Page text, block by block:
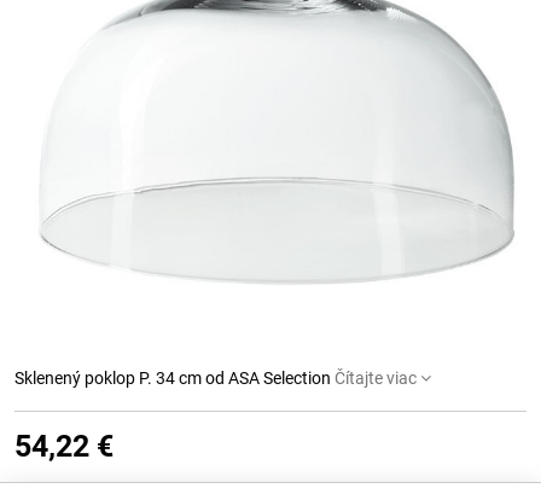
Sklenený poklop P. 34 cm od ASA Selection Čítajte viac
54,22 €